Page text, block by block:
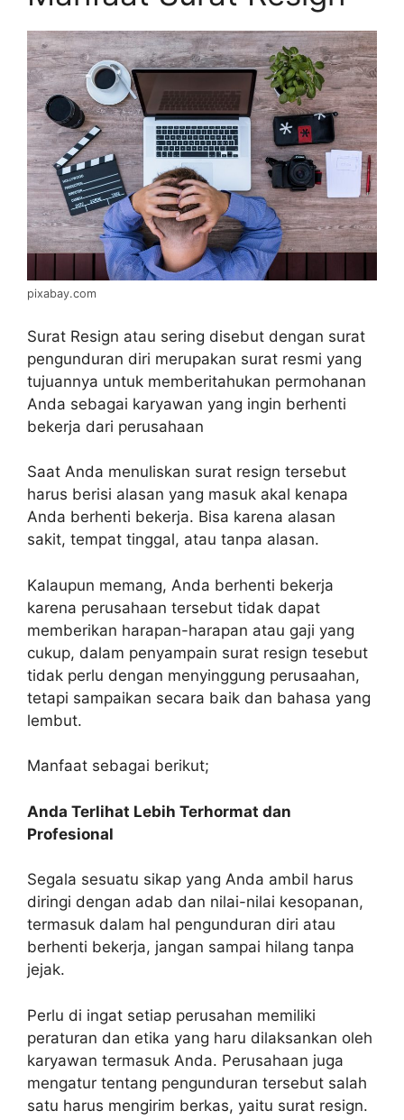
pixabay.com
Surat Resign atau sering disebut dengan surat
pengunduran diri merupakan surat resmi yang
tujuannya untuk memberitahukan permohanan
Anda sebagai karyawan yang ingin berhenti
bekerja dari perusahaan
Saat Anda menuliskan surat resign tersebut
harus berisi alasan yang masuk akal kenapa
Anda berhenti bekerja. Bisa karena alasan
sakit, tempat tinggal, atau tanpa alasan.
Kalaupun memang, Anda berhenti bekerja
karena perusahaan tersebut tidak dapat
memberikan harapan-harapan atau gaji yang
cukup, dalam penyampain surat resign tesebut
tidak perlu dengan menyinggung perusaahan,
tetapi sampaikan secara baik dan bahasa yang
lembut.
Manfaat sebagai berikut;
Anda Terlihat Lebih Terhormat dan
Profesional
Segala sesuatu sikap yang Anda ambil harus
diringi dengan adab dan nilai-nilai kesopanan,
termasuk dalam hal pengunduran diri atau
berhenti bekerja, jangan sampai hilang tanpa
jejak.
Perlu di ingat setiap perusahan memiliki
peraturan dan etika yang haru dilaksankan oleh
karyawan termasuk Anda. Perusahaan juga
mengatur tentang pengunduran tersebut salah
satu harus mengirim berkas, yaitu surat resign.